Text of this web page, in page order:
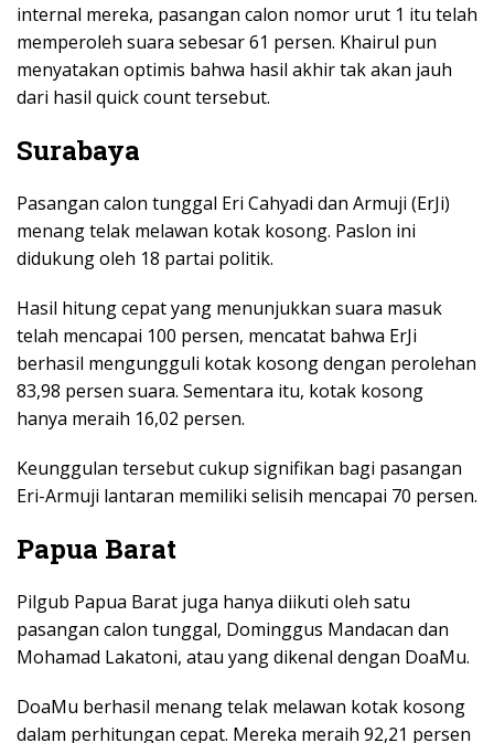
internal mereka, pasangan calon nomor urut 1 itu telah
memperoleh suara sebesar 61 persen. Khairul pun
menyatakan optimis bahwa hasil akhir tak akan jauh
dari hasil quick count tersebut.
Surabaya
Pasangan calon tunggal Eri Cahyadi dan Armuji (ErJi)
menang telak melawan kotak kosong. Paslon ini
didukung oleh 18 partai politik.
Hasil hitung cepat yang menunjukkan suara masuk
telah mencapai 100 persen, mencatat bahwa ErJi
berhasil mengungguli kotak kosong dengan perolehan
83,98 persen suara. Sementara itu, kotak kosong
hanya meraih 16,02 persen.
Keunggulan tersebut cukup signifikan bagi pasangan
Eri-Armuji lantaran memiliki selisih mencapai 70 persen.
Papua Barat
Pilgub Papua Barat juga hanya diikuti oleh satu
pasangan calon tunggal, Dominggus Mandacan dan
Mohamad Lakatoni, atau yang dikenal dengan DoaMu.
DoaMu berhasil menang telak melawan kotak kosong
dalam perhitungan cepat. Mereka meraih 92,21 persen